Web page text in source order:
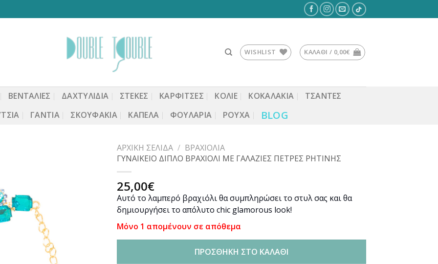
WISHLIST ΚΑΛΆΘΙ / 0,00€
ΒΕΝΤΆΛΙΕΣ ΔΑΧΤΥΛΙΔΙΑ ΣΤΈΚΕΣ ΚΑΡΦΙΤΣΕΣ ΚΟΛΙΕ ΚΟΚΑΛΆΚΙΑ
ΤΣΆΝΤΕΣ
ΓΆΝΤΙΑ ΣΚΟΥΦΆΚΙΑ ΚΑΠΈΛΑ ΦΟΥΛΆΡΙΑ ΡΟΎΧΑ BLOG
ΑΡΧΙΚΉ ΣΕΛΊΔΑ / ΒΡΑΧΙΌΛΙΑ
ΓΥΝΑΙΚΕΙΟ ΔΙΠΛΟ ΒΡΑΧΙΟΛΙ ΜΕ ΓΑΛΑΖΙΕΣ ΠΕΤΡΕΣ ΡΗΤΙΝΗΣ
25,00€
Αυτό το λαμπερό βραχιόλι θα συμπληρώσει το στυλ σας και θα
δημιουργήσει το απόλυτο chic glamorous look!
Μόνο 1 απομένουν σε απόθεμα
ΠΡΟΣΘΉΚΗ ΣΤΟ ΚΑΛΆΘΙ